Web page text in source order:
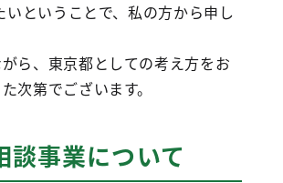
ということで、私の方から申し
ら、東京都としての考え方をお
次第でございます。
事業について